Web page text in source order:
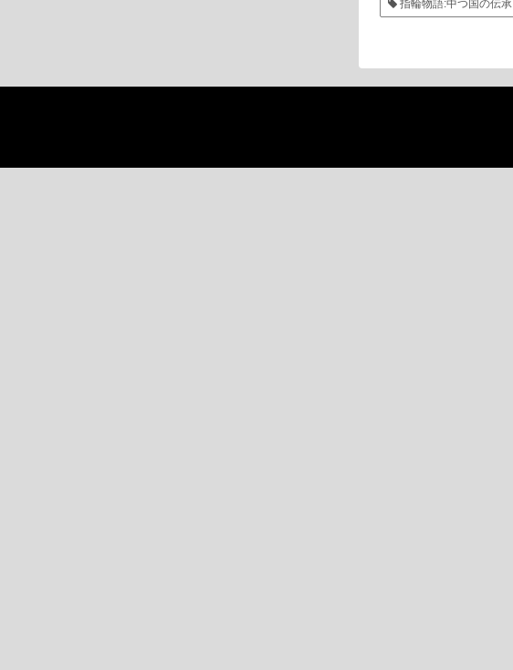
指輪物語:中つ国の伝承